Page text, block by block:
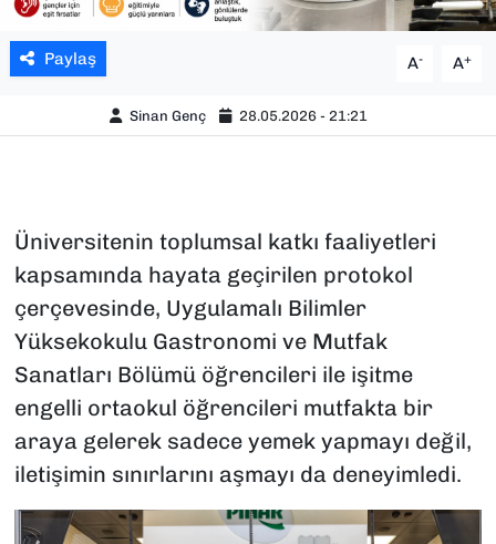
Paylaş A- A+
Sinan Genç 28.05.2026 - 21:21
Üniversitenin toplumsal katkı faaliyetleri
kapsamında hayata geçirilen protokol
çerçevesinde, Uygulamalı Bilimler
Yüksekokulu Gastronomi ve Mutfak
Sanatları Bölümü öğrencileri ile işitme
engelli ortaokul öğrencileri mutfakta bir
araya gelerek sadece yemek yapmayı değil,
iletişimin sınırlarını aşmayı da deneyimledi.